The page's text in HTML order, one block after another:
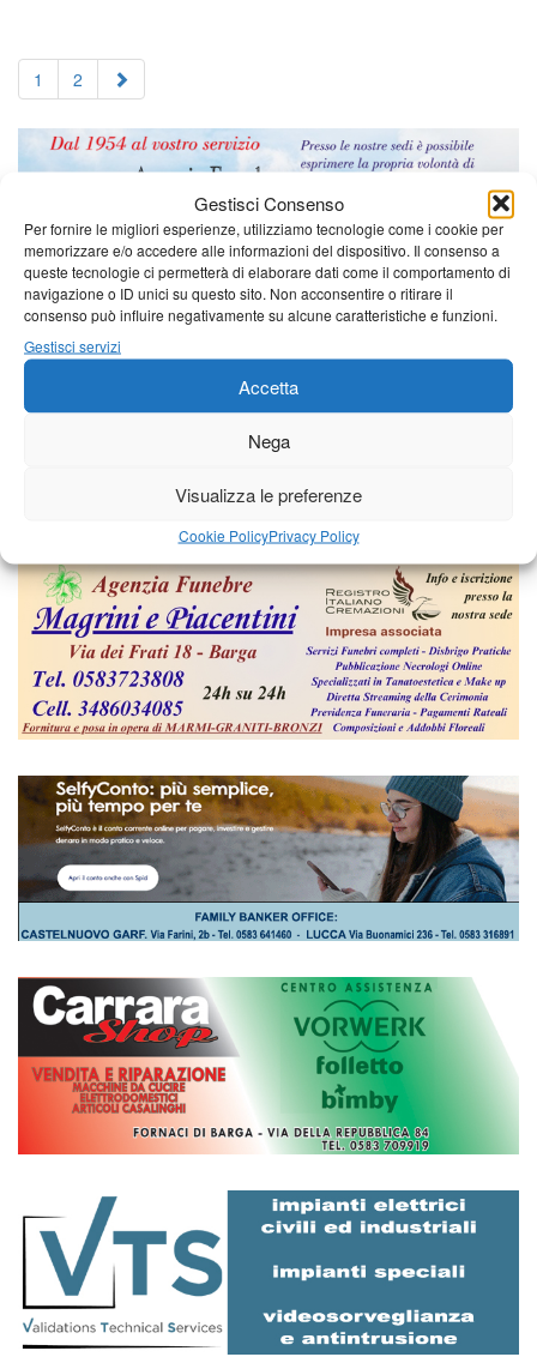
Gestisci Consenso
Per fornire le migliori esperienze, utilizziamo tecnologie come i cookie per
memorizzare e/o accedere alle informazioni del dispositivo. Il consenso a
queste tecnologie ci permetterà di elaborare dati come il comportamento di
navigazione o ID unici su questo sito. Non acconsentire o ritirare il
consenso può influire negativamente su alcune caratteristiche e funzioni.
Gestisci servizi
Accetta
Nega
Visualizza le preferenze
Cookie PolicyPrivacy Policy
1 2